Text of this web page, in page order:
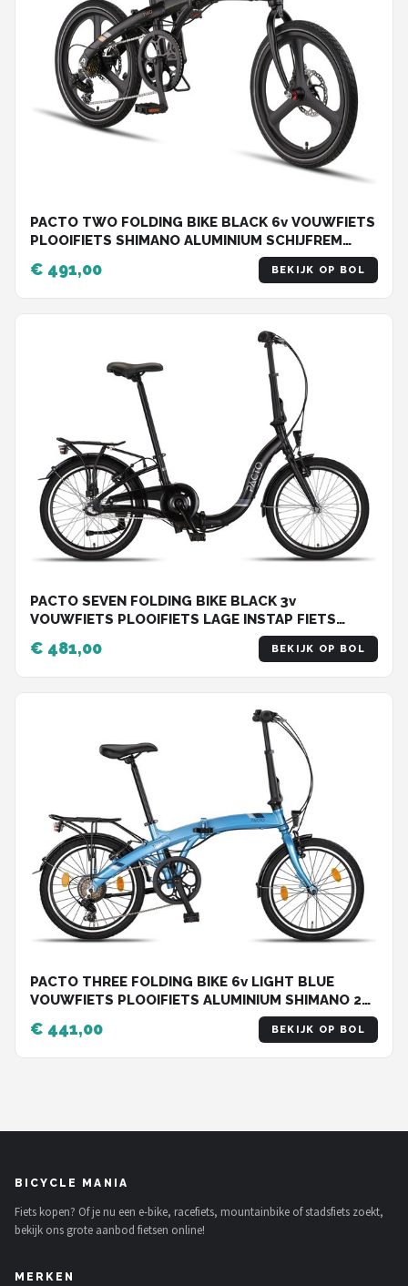
PACTO TWO FOLDING BIKE BLACK 6v VOUWFIETS
PLOOIFIETS SHIMANO ALUMINIUM SCHIJFREM
€ 491,00 BEKIJK OP BOL
PACTO SEVEN FOLDING BIKE BLACK 3v
VOUWFIETS PLOOIFIETS LAGE INSTAP FIETS
€ 481,00 BEKIJK OP BOL
PACTO THREE FOLDING BIKE 6v LIGHT BLUE
VOUWFIETS PLOOIFIETS ALUMINIUM SHIMANO 20
€ 441,00 BEKIJK OP BOL
BICYCLE MANIA
Fiets kopen? Of je nu een e-bike, racefiets, mountainbike of stadsfiets zoekt,
bekijk ons grote aanbod fietsen online!
MERKEN